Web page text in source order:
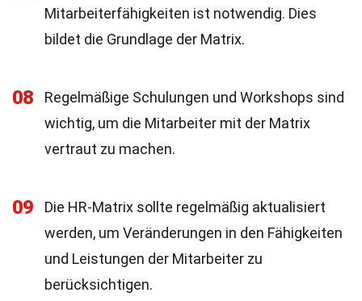
Mitarbeiterfähigkeiten ist notwendig. Dies
bildet die Grundlage der Matrix.
08
Regelmäßige Schulungen und Workshops sind
wichtig, um die Mitarbeiter mit der Matrix
vertraut zu machen.
09
Die HR-Matrix sollte regelmäßig aktualisiert
werden, um Veränderungen in den Fähigkeiten
und Leistungen der Mitarbeiter zu
berücksichtigen.